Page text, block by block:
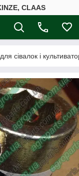
CLAAS
сівалок і